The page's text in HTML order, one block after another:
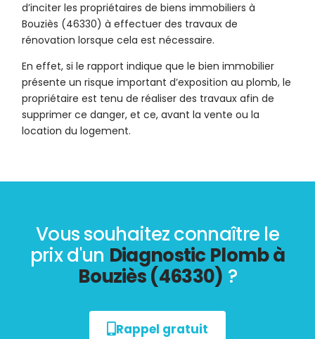
d’inciter les propriétaires de biens immobiliers à
Bouziès (46330) à effectuer des travaux de
rénovation lorsque cela est nécessaire.
En effet, si le rapport indique que le bien immobilier
présente un risque important d’exposition au plomb, le
propriétaire est tenu de réaliser des travaux afin de
supprimer ce danger, et ce, avant la vente ou la
location du logement.
Vous souhaitez connaître le
prix d'un Diagnostic Plomb à
Bouziès (46330) ?
Rappel gratuit